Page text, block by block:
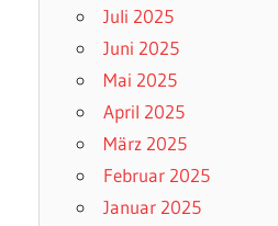
Juli 2025
Juni 2025
Mai 2025
April 2025
März 2025
Februar 2025
Januar 2025